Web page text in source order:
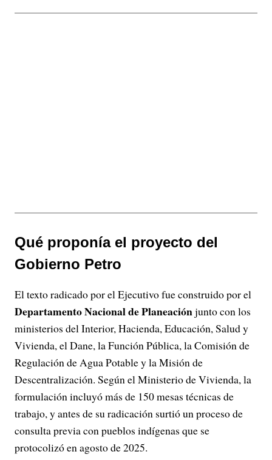
Qué proponía el proyecto del
Gobierno Petro
El texto radicado por el Ejecutivo fue construido por el
Departamento Nacional de Planeaciónjunto con los
ministerios del Interior, Hacienda, Educación, Salud y
Vivienda, el Dane, la Función Pública, la Comisión de
Regulación de Agua Potable y la Misión de
Descentralización. Según el Ministerio de Vivienda, la
formulación incluyó más de 150 mesas técnicas de
trabajo, y antes de su radicación surtió un proceso de
consulta previa con pueblos indígenas que se
protocolizó en agosto de 2025.